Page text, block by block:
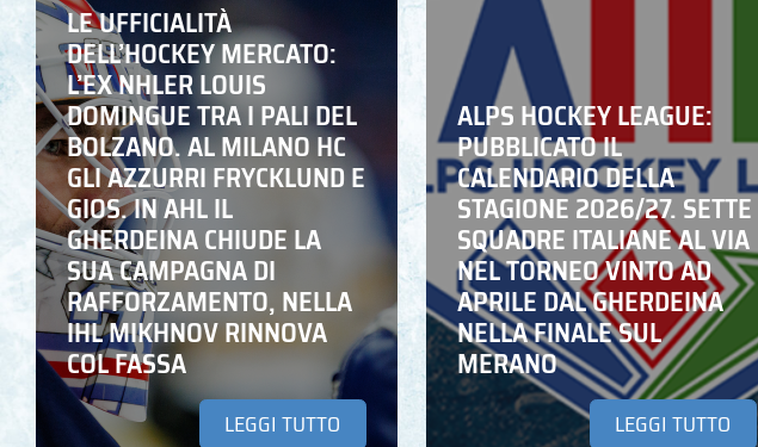
LE UFFICIALITÀ
DELL’HOCKEY MERCATO:
L’EX NHLER LOUIS
DOMINGUE TRA I PALI DEL
BOLZANO. AL MILANO HC
GLI AZZURRI FRYCKLUND E
GIOS. IN AHL IL
GHERDEINA CHIUDE LA
SUA CAMPAGNA DI
RAFFORZAMENTO, NELLA
IHL MIKHNOV RINNOVA
COL FASSA
LEGGI TUTTO
ALPS HOCKEY LEAGUE:
PUBBLICATO IL
CALENDARIO DELLA
STAGIONE 2026/27. SETTE
SQUADRE ITALIANE AL VIA
NEL TORNEO VINTO AD
APRILE DAL GHERDEINA
NELLA FINALE SUL
MERANO
LEGGI TUTTO